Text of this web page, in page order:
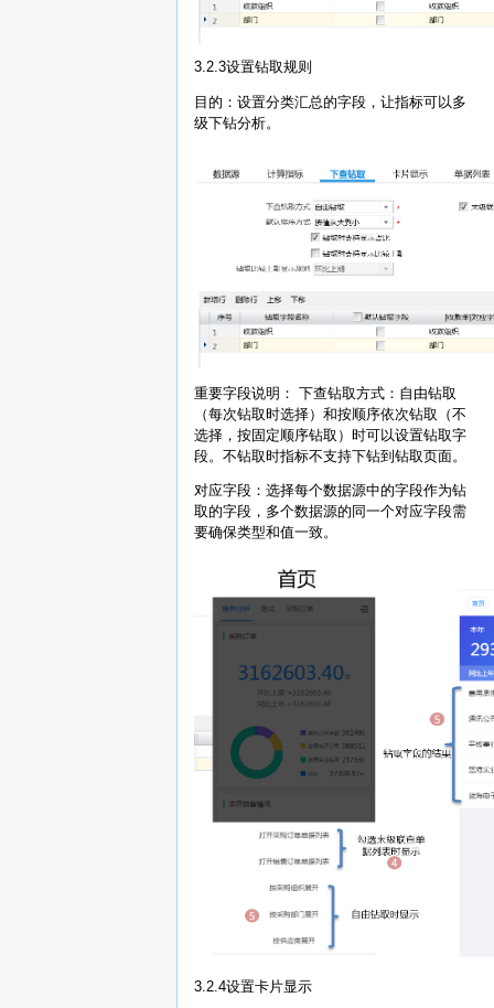
3.2.3设置钻取规则
目的：设置分类汇总的字段，让指标可以多
级下钻分析。
重要字段说明： 下查钻取方式：自由钻取
（每次钻取时选择）和按顺序依次钻取（不
选择，按固定顺序钻取）时可以设置钻取字
段。不钻取时指标不支持下钻到钻取页面。
对应字段：选择每个数据源中的字段作为钻
取的字段，多个数据源的同一个对应字段需
要确保类型和值一致。
3.2.4设置卡片显示